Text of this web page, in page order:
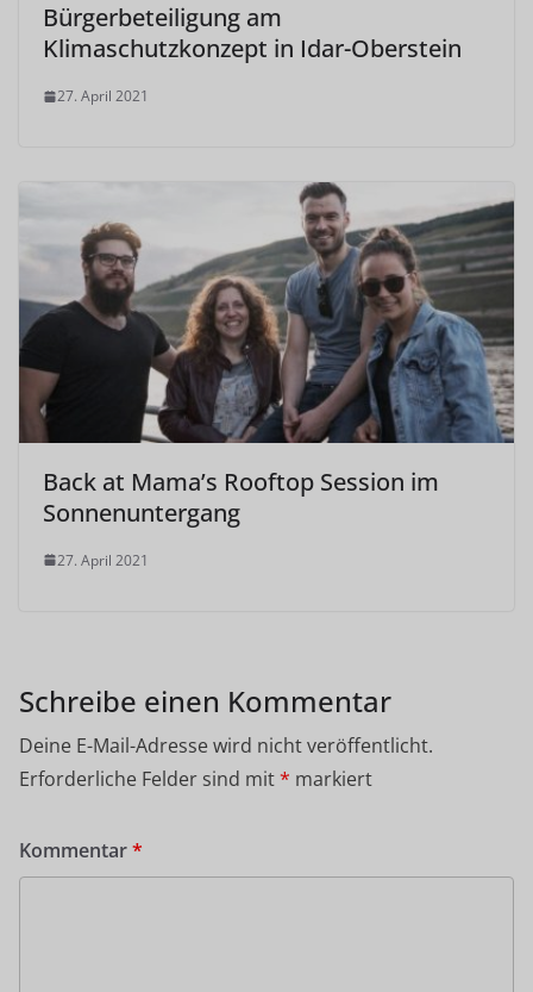
Bürgerbeteiligung am
Klimaschutzkonzept in Idar-Oberstein
27. April 2021
Back at Mama’s Rooftop Session im
Sonnenuntergang
27. April 2021
Schreibe einen Kommentar
Deine E-Mail-Adresse wird nicht veröffentlicht.
Erforderliche Felder sind mit* markiert
Kommentar*